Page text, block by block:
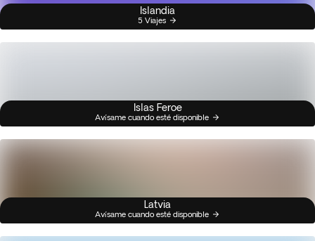
Islandia
5 Viajes
Islas Feroe
Avísame cuando esté disponible
Latvia
Avísame cuando esté disponible